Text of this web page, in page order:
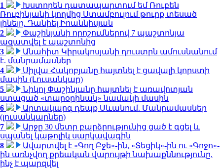
1
Խստորեն դատապարտում եմ Ռուբեն
Ռուբինյանի կողմից Ստամբուլում թուրք տեսած
լինելը. Դանիել Իոաննիսյան
2
Փաշինյանի որոշումներով 7 պաշտոնյա
ազատվել է պաշտոնից
3
Անահիտ Կիրակոսյանի դուստրն ամուսնանում
է. մանրամասներ
4
Սիլվա Հակոբյանը հայտնել է ցավալի կորստի
մասին (Լուսանկար)
5
Նիկոլ Փաշինյանը հայտնել է առավոտյան
ստացած «տարօրինակ» նամակի մասին
6
Արտակարգ դեպք Սևանում. Մանրամասներ
(լուսանկարներ)
7
Արջը 30 մետր բարձրությունից ցած է գցել և
սպանել կաթոլիկ սարկավագին
8
Ավարտվել է «Գող Բջե»-ին, «Տեցիկ»-ին ու «Գոջո»-
ին առնչվող քրեական վարույթի նախաքննությունը.
ինչ է պարզվել